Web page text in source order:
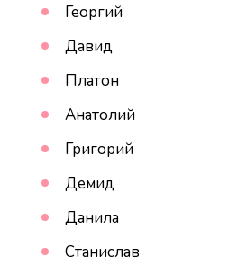
Георгий
Давид
Платон
Анатолий
Григорий
Демид
Данила
Станислав